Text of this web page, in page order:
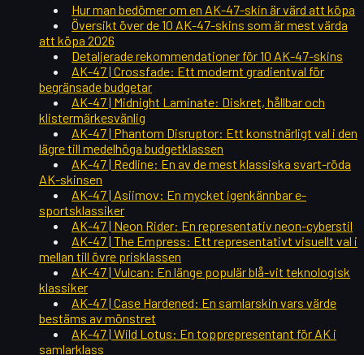
Hur man bedömer om en AK-47-skin är värd att köpa
Översikt över de 10 AK-47-skins som är mest värda
att köpa 2026
Detaljerade rekommendationer för 10 AK-47-skins
AK-47 | Crossfade: Ett modernt gradientval för
begränsade budgetar
AK-47 | Midnight Laminate: Diskret, hållbar och
klistermärkesvänlig
AK-47 | Phantom Disruptor: Ett konstnärligt val i den
lägre till medelhöga budgetklassen
AK-47 | Redline: En av de mest klassiska svart-röda
AK-skinsen
AK-47 | Asiimov: En mycket igenkännbar e-
sportsklassiker
AK-47 | Neon Rider: En representativ neon-cyberstil
AK-47 | The Empress: Ett representativt visuellt val i
mellan till övre prisklassen
AK-47 | Vulcan: En länge populär blå-vit teknologisk
klassiker
AK-47 | Case Hardened: En samlarskin vars värde
bestäms av mönstret
AK-47 | Wild Lotus: En topprepresentant för AK i
samlarklass